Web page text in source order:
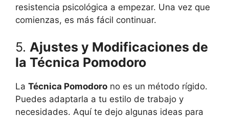
resistencia psicológica a empezar. Una vez que
comienzas, es más fácil continuar.
5. Ajustes y Modificaciones de
la Técnica Pomodoro
La Técnica Pomodoro no es un método rígido.
Puedes adaptarla a tu estilo de trabajo y
necesidades. Aquí te dejo algunas ideas para